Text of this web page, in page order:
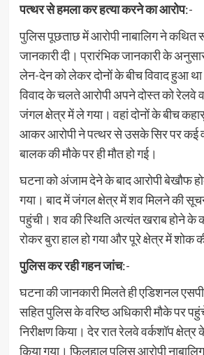
पत्थर से हमला कर हत्या करने का आरोप:-
पुलिस पूछताछ में आरोपी नाबालिग ने
जानकारी दी। प्रारंभिक जानकारी के
लेन-देन को लेकर दोनों के बीच विवाद हुआ
विवाद के चलते आरोपी अपने दोस्त को रेलवे
जंगल क्षेत्र में ले गया। वहां दोनों के बीच
आकर आरोपी ने पत्थर से उसके सिर पर कई
बालक की मौके पर ही मौत हो गई।
घटना को अंजाम देने के बाद आरोपी बेखौफ
गया। बाद में जंगल क्षेत्र में शव मिलने की
पहुंची। शव की स्थिति अत्यंत खराब होने के
रोकर बुरा हाल हो गया और पूरे क्षेत्र में
पुलिस कर रही गहन जांच:-
घटना की जानकारी मिलते ही एडिशनल
सहित पुलिस के वरिष्ठ अधिकारी मौके पर
निरीक्षण किया। देर रात रेलवे वर्कशॉप
किया गया। फिलहाल पुलिस आरोपी